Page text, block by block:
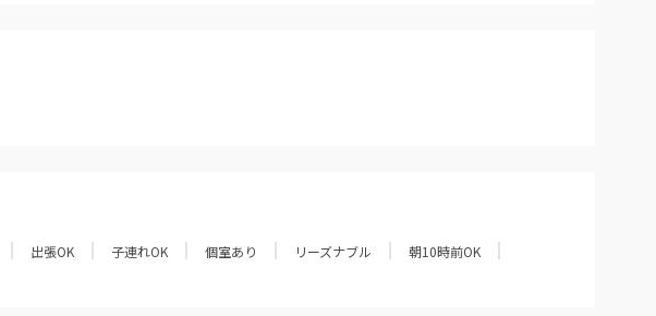
出張OK 子連れOK 個室あり リーズナブル
朝10時前OK